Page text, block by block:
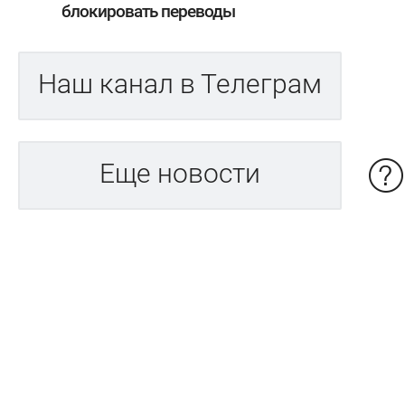
блокировать переводы
Наш канал в Телеграм
Еще новости